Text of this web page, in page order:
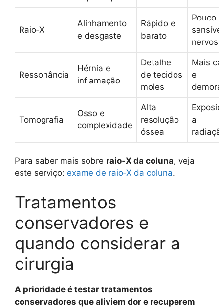
Raio‑X
Alinhamento
e desgaste
Rápido e
barato
Pouco
nervos
Ressonância
Hérnia e
inflamação
Detalhe
de tecidos
moles
Mais
e
Tomografia
Osso e
complexidade
Alta
resolução
óssea
a
Para saber mais sobre raio‑X da coluna, veja
este serviço: exame de raio‑X da coluna.
Tratamentos
conservadores e
quando considerar a
cirurgia
A prioridade é testar tratamentos
conservadores que aliviem dor e recuperem